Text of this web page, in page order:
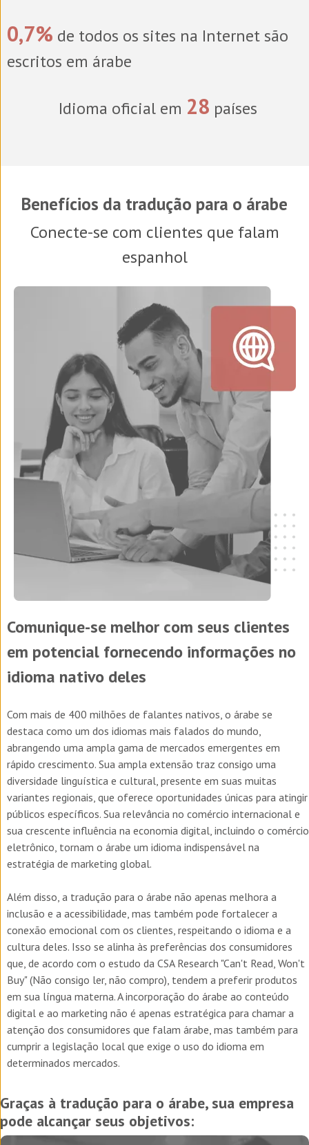
0,7% de todos os sites na Internet são
escritos em árabe
Idioma oficial em 28 países
Benefícios da tradução para o árabe
Conecte-se com clientes que falam
espanhol
Comunique-se melhor com seus clientes
em potencial fornecendo informações no
idioma nativo deles
Com mais de 400 milhões de falantes nativos, o árabe se
destaca como um dos idiomas mais falados do mundo,
abrangendo uma ampla gama de mercados emergentes em
rápido crescimento. Sua ampla extensão traz consigo uma
diversidade linguística e cultural, presente em suas muitas
variantes regionais, que oferece oportunidades únicas para atingir
públicos específicos. Sua relevância no comércio internacional e
sua crescente influência na economia digital, incluindo o comércio
eletrônico, tornam o árabe um idioma indispensável na
estratégia de marketing global.
Além disso, a tradução para o árabe não apenas melhora a
inclusão e a acessibilidade, mas também pode fortalecer a
conexão emocional com os clientes, respeitando o idioma e a
cultura deles. Isso se alinha às preferências dos consumidores
que, de acordo com o estudo da CSA Research "Can't Read, Won't
Buy" (Não consigo ler, não compro), tendem a preferir produtos
em sua língua materna. A incorporação do árabe ao conteúdo
digital e ao marketing não é apenas estratégica para chamar a
atenção dos consumidores que falam árabe, mas também para
cumprir a legislação local que exige o uso do idioma em
determinados mercados.
Graças à tradução para o árabe, sua empresa
pode alcançar seus objetivos: